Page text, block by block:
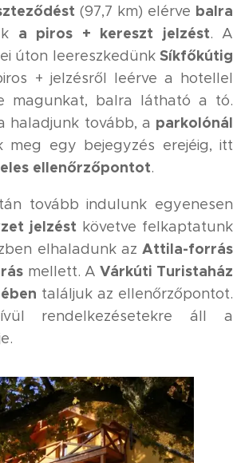
(97,7 km) elérve balra
a piros + kereszt jelzést. A
úton leereszkedünk Síkfőkútig
+ jelzésről leérve a hotellel
magunkat, balra látható a tó.
haladjunk tovább, a parkolónál
meg egy bejegyzés erejéig, itt
ellenőrzőpontot.
tovább indulunk egyenesen
jelzéstkövetve felkaptatunk
elhaladunk az Attila-forrás
mellett. A Várkúti Turistaház
találjuk az ellenőrzőpontot.
rendelkezésetekre áll a